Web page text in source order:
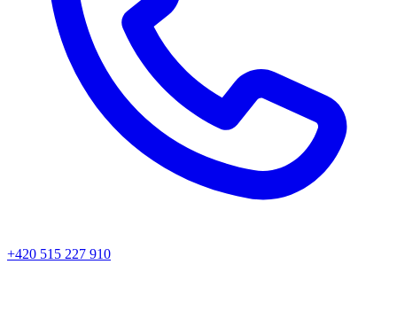
+420 515 227 910